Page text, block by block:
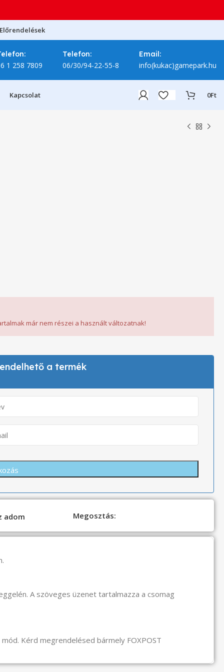
Előrendelések
1 258 7809
Telefon:
06/30/94-22-55-8
Email:
info(kukac)gamepark.hu
Kapcsolat 0Ft
már nem részei a használt változatnak!
a termék
adom Megosztás:
A szöveges üzenet tartalmazza a csomag
Kérd megrendelésed bármely FOXPOST